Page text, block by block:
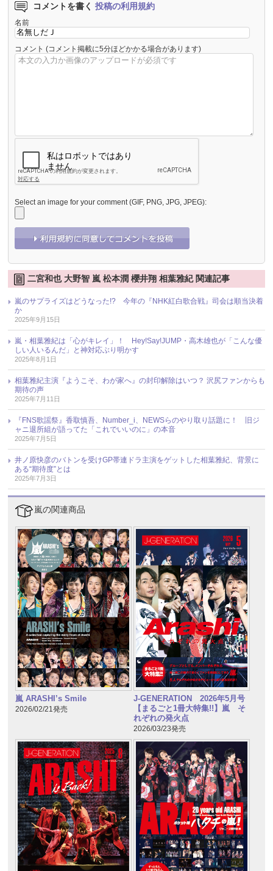
コメントを書く 投稿の利用規約
名前
コメント (コメント掲載に5分ほどかかる場合があります)
Select an image for your comment (GIF, PNG, JPG, JPEG):
二宮和也 大野智 嵐 松本潤 櫻井翔 相葉雅紀 関連記事
嵐のサプライズはどうなった!? 今年の『NHK紅白歌合戦』司会は順当決着
か
2025年9月15日
嵐・相葉雅紀は「心がキレイ」！ Hey!Say!JUMP・高木雄也が「こんな優
しい人いるんだ」と神対応ぶり明かす
2025年8月1日
相葉雅紀主演『ようこそ、わが家へ』の封印解除はいつ？ 沢尻ファンからも
期待の声
2025年7月11日
『FNS歌謡祭』香取慎吾、Number_i、NEWSらのやり取り話題に！ 旧ジ
ャニ退所組が語ってた「これでいいのに」の本音
2025年7月5日
井ノ原快彦のバトンを受けGP帯連ドラ主演をゲットした相葉雅紀、背景に
ある“期待度”とは
2025年7月3日
嵐の関連商品
嵐 ARASHI’s Smile
2026/02/21発売
J-GENERATION 2026年5月号
【まるごと1冊大特集!!】嵐 そ
れぞれの発火点
2026/03/23発売